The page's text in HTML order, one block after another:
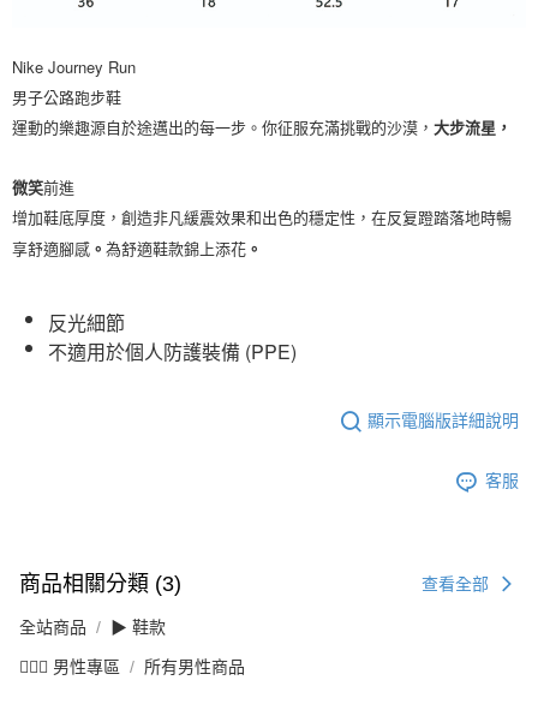
Nike Journey Run
男子公路跑步鞋
運動的樂趣源自於途邁出的每一步。你征服充滿挑戰的沙漠， 大步流星，
微笑前進
增加鞋底厚度，創造非凡緩震效果和出色的穩定性，在反复蹬踏落地時暢
享舒適腳感 。 為舒適鞋款錦上添花 。
反光細節
不適用於個人防護裝備 (PPE)
顯示電腦版詳細說明
客服
商品相關分類 (3) 查看全部
全站商品 ▶ 鞋款
💁🏻‍♂️ 男性專區 所有男性商品